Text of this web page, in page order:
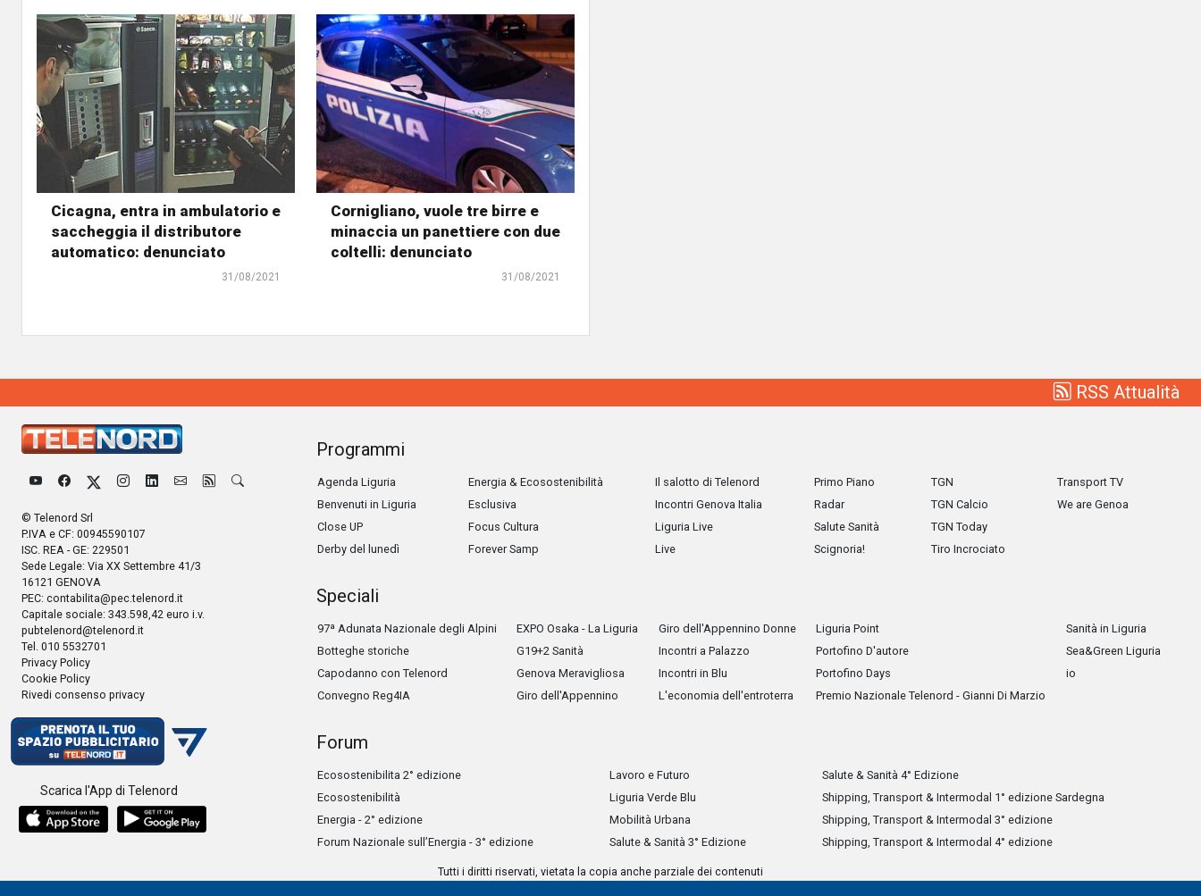
Cicagna, entra in ambulatorio e
saccheggia il distributore
automatico: denunciato
31/08/2021
Cornigliano, vuole tre birre e
minaccia un panettiere con due
coltelli: denunciato
31/08/2021
RSS Attualità
© Telenord Srl
P.IVA e CF: 00945590107
ISC. REA - GE: 229501
Sede Legale: Via XX Settembre 41/3
16121 GENOVA
PEC: contabilita@pec.telenord.it
Capitale sociale: 343.598,42 euro i.v.
pubtelenord@telenord.it
Tel. 010 5532701
Privacy Policy
Cookie Policy
Rivedi consenso privacy
Scarica l'App di Telenord
Programmi
Agenda Liguria
Benvenuti in Liguria
Close UP
Derby del lunedì
Energia & Ecosostenibilità
Esclusiva
Focus Cultura
Forever Samp
Il salotto di Telenord
Incontri Genova Italia
Liguria Live
Live
Primo Piano
Radar
Salute Sanità
Scignoria!
TGN
TGN Calcio
TGN Today
Tiro Incrociato
Transport TV
We are Genoa
Speciali
97ª Adunata Nazionale degli Alpini
Botteghe storiche
Capodanno con Telenord
Convegno Reg4IA
EXPO Osaka - La Liguria
G19+2 Sanità
Genova Meravigliosa
Giro dell'Appennino
Giro dell'Appennino Donne
Incontri a Palazzo
Incontri in Blu
L'economia dell'entroterra
Liguria Point
Portofino D'autore
Portofino Days
Premio Nazionale Telenord - Gianni Di Marzio
Sanità in Liguria
Sea&Green Liguria
io
Forum
Ecosostenibilita 2° edizione
Ecosostenibilità
Energia - 2° edizione
Forum Nazionale sull’Energia - 3° edizione
Lavoro e Futuro
Liguria Verde Blu
Mobilità Urbana
Salute & Sanità 3° Edizione
Salute & Sanità 4° Edizione
Shipping, Transport & Intermodal 1° edizione Sardegna
Shipping, Transport & Intermodal 3° edizione
Shipping, Transport & Intermodal 4° edizione
Tutti i diritti riservati, vietata la copia anche parziale dei contenuti